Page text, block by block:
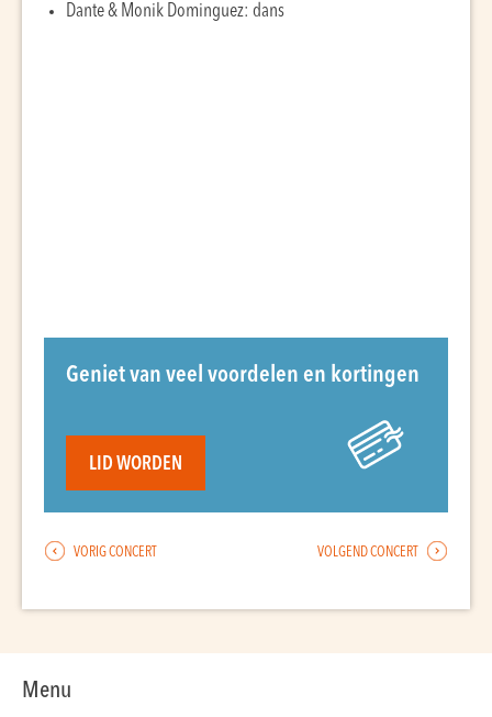
Dante & Monik Dominguez: dans
Geniet van veel voordelen en kortingen
LID WORDEN
VORIG CONCERT VOLGEND CONCERT
Menu